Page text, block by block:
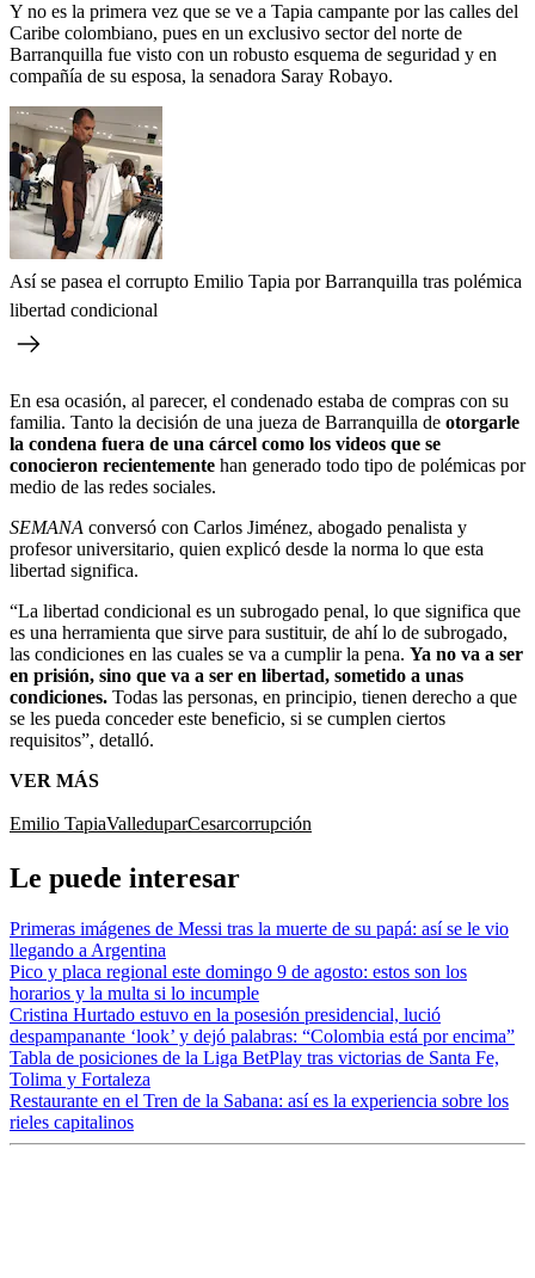
Y no es la primera vez que se ve a Tapia campante por las calles del
Caribe colombiano, pues en un exclusivo sector del norte de
Barranquilla fue visto con un robusto esquema de seguridad y en
compañía de su esposa, la senadora Saray Robayo.
Así se pasea el corrupto Emilio Tapia por Barranquilla tras polémica
libertad condicional
En esa ocasión, al parecer, el condenado estaba de compras con su
familia. Tanto la decisión de una jueza de Barranquilla de otorgarle
la condena fuera de una cárcel como los videos que se
conocieron recientemente han generado todo tipo de polémicas por
medio de las redes sociales.
SEMANA conversó con Carlos Jiménez, abogado penalista y
profesor universitario, quien explicó desde la norma lo que esta
libertad significa.
“La libertad condicional es un subrogado penal, lo que significa que
es una herramienta que sirve para sustituir, de ahí lo de subrogado,
las condiciones en las cuales se va a cumplir la pena. Ya no va a ser
en prisión, sino que va a ser en libertad, sometido a unas
condiciones. Todas las personas, en principio, tienen derecho a que
se les pueda conceder este beneficio, si se cumplen ciertos
requisitos”, detalló.
VER MÁS
Emilio TapiaValleduparCesarcorrupción
Le puede interesar
Primeras imágenes de Messi tras la muerte de su papá: así se le vio
llegando a Argentina
Pico y placa regional este domingo 9 de agosto: estos son los
horarios y la multa si lo incumple
Cristina Hurtado estuvo en la posesión presidencial, lució
despampanante ‘look’ y dejó palabras: “Colombia está por encima”
Tabla de posiciones de la Liga BetPlay tras victorias de Santa Fe,
Tolima y Fortaleza
Restaurante en el Tren de la Sabana: así es la experiencia sobre los
rieles capitalinos